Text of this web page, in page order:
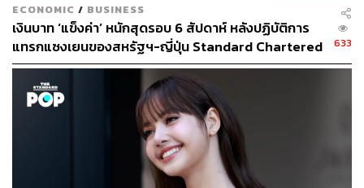
ECONOMIC / BUSINESS
เงินบาท ‘แข็งค่า’ หนักสุดรอบ 6 สัปดาห์ หลังปฏิบัติการ
แทรกแซงเยนของสหรัฐฯ-ญี่ปุ่น Standard Chartered
เปิดเป้าสิ้นปีนี้จ่อแข็งต่อแตะ 32.50 บาทต่อดอลลาร์
633